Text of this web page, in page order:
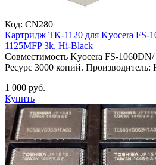
Код: CN280
Картридж TK-1120 для Kyocera FS-
1125MFP 3k, Hi-Black
Совместимость Kyocera FS-
Ресурс 3000 копий. Производитель:
1 000 руб.
Купить